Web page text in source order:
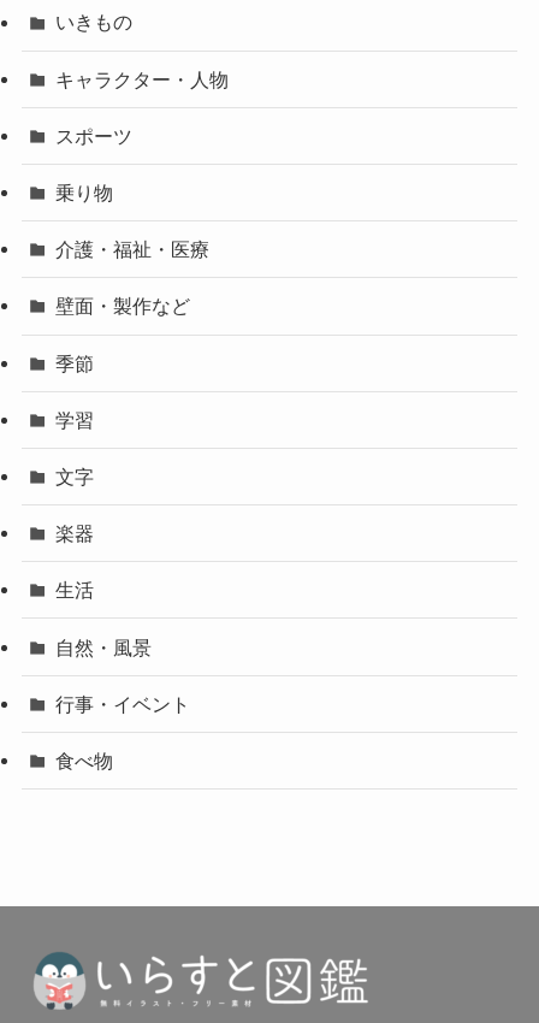
いきもの
キャラクター・人物
スポーツ
乗り物
介護・福祉・医療
壁面・製作など
季節
学習
文字
楽器
生活
自然・風景
行事・イベント
食べ物